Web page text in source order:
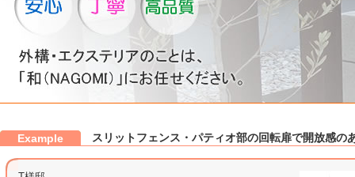
Example スリットフェンス・パティオ部の回転扉で開放感の